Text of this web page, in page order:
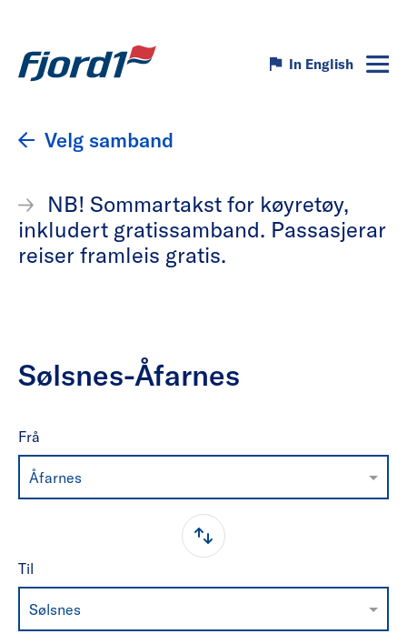
In English
Velg samband
NB! Sommartakst for køyretøy,
inkludert gratissamband. Passasjerar
reiser framleis gratis.
Sølsnes-Åfarnes
Frå
Åfarnes
Til
Sølsnes